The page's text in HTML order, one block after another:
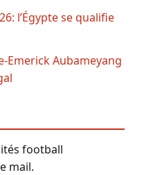
l’Égypte se qualifie
Emerick Aubameyang
football
mail.